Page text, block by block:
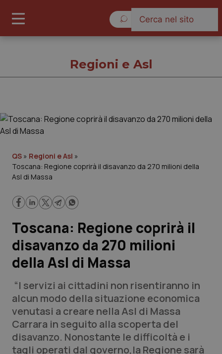
Governo e Parlamento
Regioni e Asl
Lavoro e Professioni
Scienza e Farmaci
Studi e Analisi
Lettere al direttore
Edizioni Regionali
QS Pro
Regioni e Asl
QS » Regioni e Asl »
Toscana: Regione coprirà il disavanzo da 270 milioni della
Asl di Massa
Toscana: Regione coprirà il
disavanzo da 270 milioni
della Asl di Massa
“I servizi ai cittadini non risentiranno in
alcun modo della situazione economica
venutasi a creare nella Asl di Massa
Carrara in seguito alla scoperta del
disavanzo. Nonostante le difficoltà e i
tagli operati dal governo,la Regione sarà